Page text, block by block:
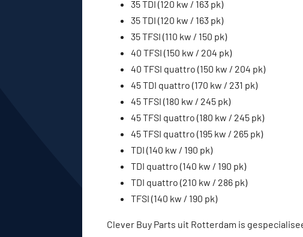
35 TDI (120 kw / 163 pk)
35 TDI (120 kw / 163 pk)
35 TFSI (110 kw / 150 pk)
40 TFSI (150 kw / 204 pk)
40 TFSI quattro (150 kw / 204 pk)
45 TDI quattro (170 kw / 231 pk)
45 TFSI (180 kw / 245 pk)
45 TFSI quattro (180 kw / 245 pk)
45 TFSI quattro (195 kw / 265 pk)
TDI (140 kw / 190 pk)
TDI quattro (140 kw / 190 pk)
TDI quattro (210 kw / 286 pk)
TFSI (140 kw / 190 pk)
Clever Buy Parts uit Rotterdam is